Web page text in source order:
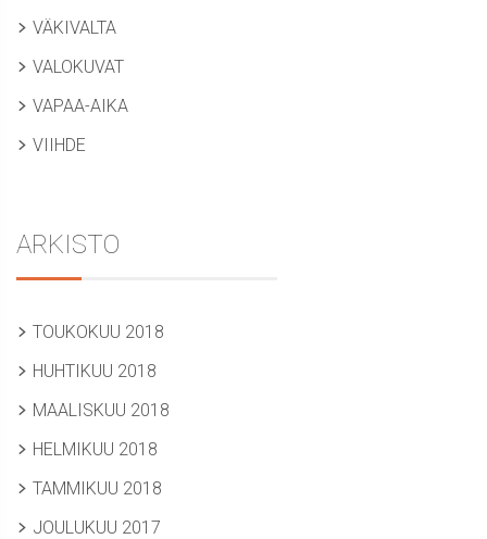
VÄKIVALTA
VALOKUVAT
VAPAA-AIKA
VIIHDE
ARKISTO
TOUKOKUU 2018
HUHTIKUU 2018
MAALISKUU 2018
HELMIKUU 2018
TAMMIKUU 2018
JOULUKUU 2017